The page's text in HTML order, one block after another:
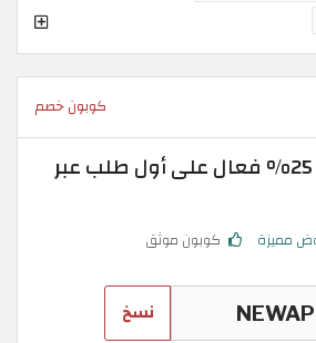
كوبون خصم
ASOS code خصم 25% فعال على أول طلب عبر
مميزة كوبون موثق
نسخ